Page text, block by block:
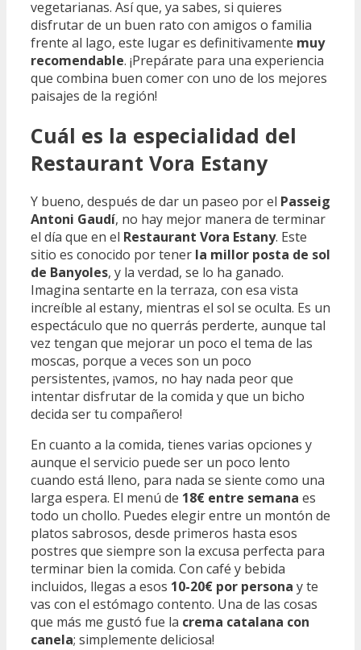
vegetarianas. Así que, ya sabes, si quieres
disfrutar de un buen rato con amigos o familia
frente al lago, este lugar es definitivamente muy
recomendable. ¡Prepárate para una experiencia
que combina buen comer con uno de los mejores
paisajes de la región!
Cuál es la especialidad del
Restaurant Vora Estany
Y bueno, después de dar un paseo por el Passeig
Antoni Gaudí, no hay mejor manera de terminar
el día que en el Restaurant Vora Estany. Este
sitio es conocido por tener la millor posta de sol
de Banyoles, y la verdad, se lo ha ganado.
Imagina sentarte en la terraza, con esa vista
increíble al estany, mientras el sol se oculta. Es un
espectáculo que no querrás perderte, aunque tal
vez tengan que mejorar un poco el tema de las
moscas, porque a veces son un poco
persistentes, ¡vamos, no hay nada peor que
intentar disfrutar de la comida y que un bicho
decida ser tu compañero!
En cuanto a la comida, tienes varias opciones y
aunque el servicio puede ser un poco lento
cuando está lleno, para nada se siente como una
larga espera. El menú de 18€ entre semana es
todo un chollo. Puedes elegir entre un montón de
platos sabrosos, desde primeros hasta esos
postres que siempre son la excusa perfecta para
terminar bien la comida. Con café y bebida
incluidos, llegas a esos 10-20€ por persona y te
vas con el estómago contento. Una de las cosas
que más me gustó fue la crema catalana con
canela; simplemente deliciosa!